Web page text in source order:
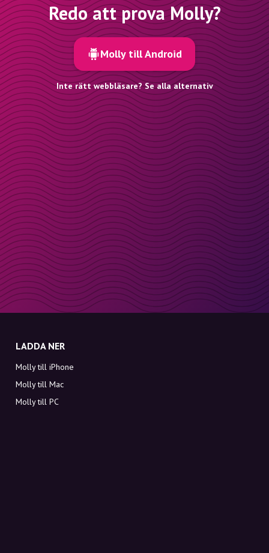
Redo att prova Molly?
Molly till Android
Inte rätt webbläsare? Se alla alternativ
LADDA NER
Molly till iPhone
Molly till Mac
Molly till PC